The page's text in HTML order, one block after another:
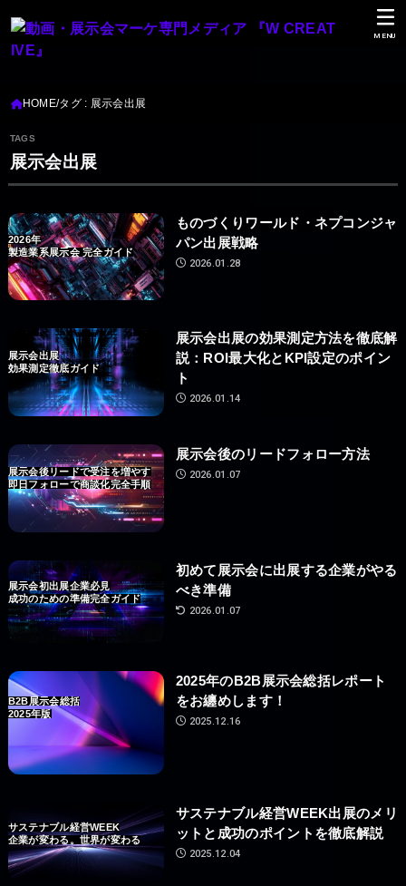
MENU
HOME タグ : 展示会出展
展示会出展
2026年
製造業系展示会 完全ガイド
ものづくりワールド・ネプコンジャ
パン出展戦略
2026.01.28
展示会出展
効果測定徹底ガイド
展示会出展の効果測定方法を徹底解
説：ROI最大化とKPI設定のポイン
ト
2026.01.14
展示会後リードで受注を増やす
即日フォローで商談化完全手順
展示会後のリードフォロー方法
2026.01.07
展示会初出展企業必見
成功のための準備完全ガイド
初めて展示会に出展する企業がやる
べき準備
2026.01.07
B2B展示会総括
2025年版
2025年のB2B展示会総括レポート
をお纏めします！
2025.12.16
サステナブル経営WEEK
企業が変わる。世界が変わる
サステナブル経営WEEK出展のメリ
ットと成功のポイントを徹底解説
2025.12.04